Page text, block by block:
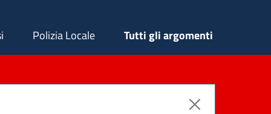
Polizia Locale Tutti gli argomenti